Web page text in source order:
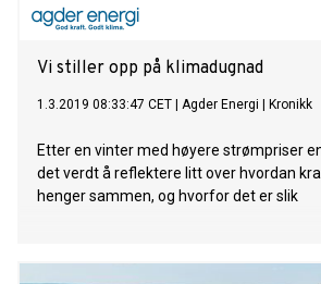
Vi stiller opp på klimadugnad
1.3.2019 08:33:47 CET Agder Energi Kronikk
Etter en vinter med høyere strømpriser
det verdt å reflektere litt over hvordan
henger sammen, og hvorfor det er slik